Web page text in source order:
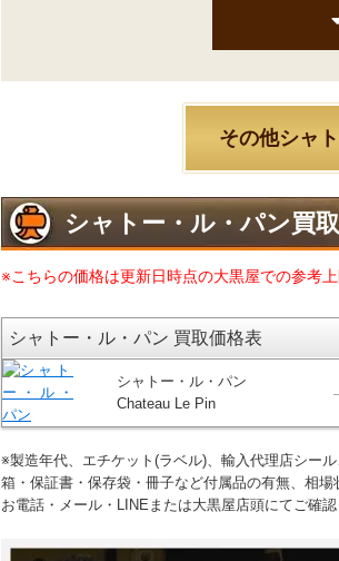
その他シャ
シャトー・ル・パン買
※こちらの価格は更新日時点の大黒屋での参考上
シャトー・ル・パン 買取価格表
シャトー・ル・パン
Chateau Le Pin
※製造年代、エチケット(ラベル)、輸入代理店シー
箱・保証書・保存袋・冊子など付属品の有無、相
お電話・メール・LINEまたは大黒屋店頭にてご確認